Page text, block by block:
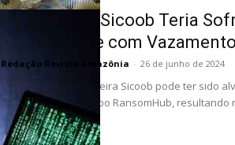
Cooperativa Sicoob Teria
Ransomware com
Redação Revista Amazônia - 26 de junho de 2024
A cooperativa financeira Sicoob pode ter sido
perpetrado pelo grupo RansomHub, resultando